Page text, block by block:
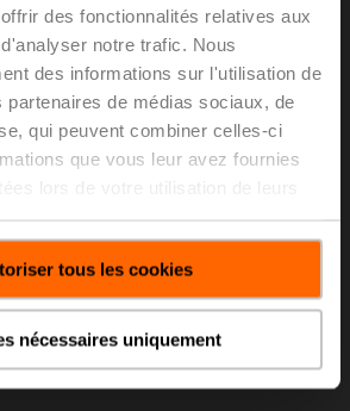
des fonctionnalités relatives aux
notre trafic. Nous
des informations sur l'utilisation de
partenaires de médias sociaux, de
qui peuvent combiner celles-ci
que vous leur avez fournies
tous les cookies
nécessaires uniquement
Ajouter au
panier